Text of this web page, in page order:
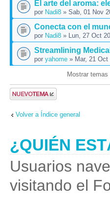
El arte del aroma:
por Nadi8 » Sab, 01 Nov
Conecta con el
por Nadi8 » Lun, 27 Oct
Streamlining
por yahome » Mar, 21 Oct
Mostrar temas
Publicar un
nuevo tema
Volver a Índice general
¿QUIÉN
Usuarios
visitando el